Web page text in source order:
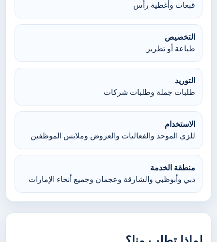
قبعات وأغطية رأس
التخصيص
طباعة أو تطريز
التوريد
طلبات جملة وطلبات شركات
الاستخدام
للزي الموحد والفعاليات والعروض وملابس الموظفين
منطقة الخدمة
دبي وأبوظبي والشارقة وعجمان وجميع أنحاء الإمارات